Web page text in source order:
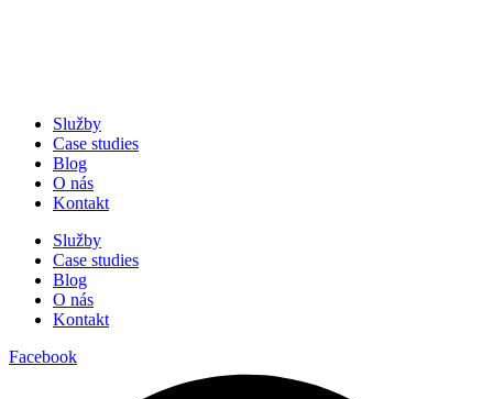
Služby
Case studies
Blog
O nás
Kontakt
Služby
Case studies
Blog
O nás
Kontakt
Facebook